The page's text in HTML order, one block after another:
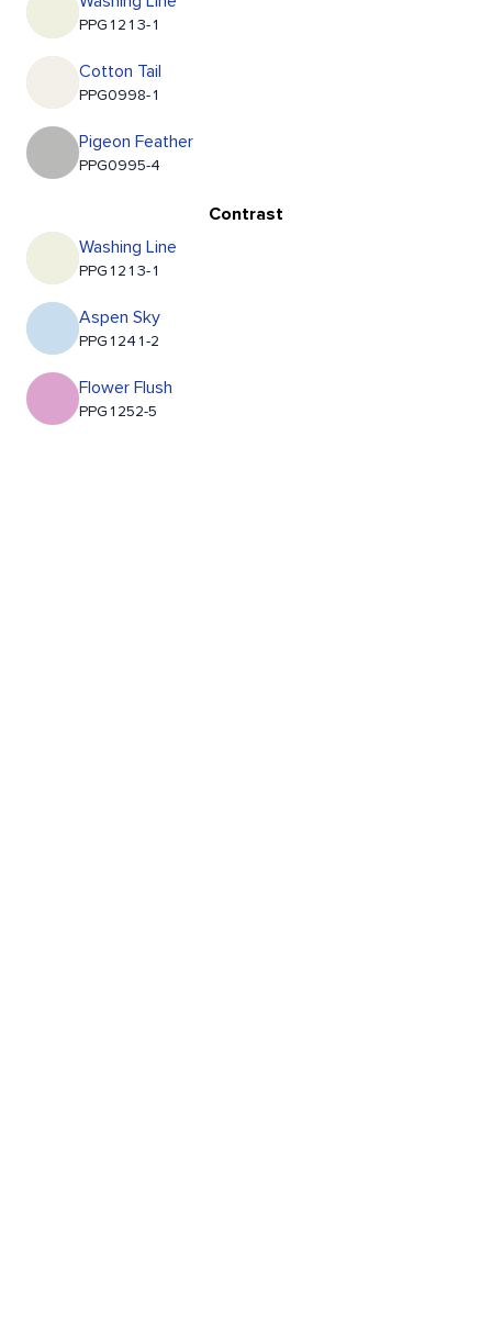
PPG1213-1
Cotton Tail
PPG0998-1
Pigeon Feather
PPG0995-4
Contrast
Washing Line
PPG1213-1
Aspen Sky
PPG1241-2
Flower Flush
PPG1252-5